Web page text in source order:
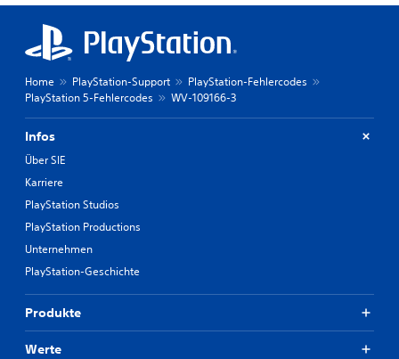
Home PlayStation-Support
PlayStation-Fehlercodes
PlayStation 5-Fehlercodes
WV-109166-3
Infos
Über SIE
Karriere
PlayStation Studios
PlayStation Productions
Unternehmen
PlayStation-Geschichte
Produkte
Werte